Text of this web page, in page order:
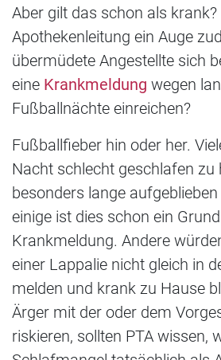
Aber gilt das schon als
Apothekenleitung ein Auge
übermüdete Angestellte sich
eine Krankmeldung wegen
Fußballnächte einreichen?
Fußballfieber hin oder her.
Nacht schlecht geschlafen zu
besonders lange
einige ist dies schon ein
Krankmeldung. Andere
einer Lappalie nicht gleich in
melden und krank zu Hause
Ärger mit der oder dem
riskieren, sollten PTA wissen,